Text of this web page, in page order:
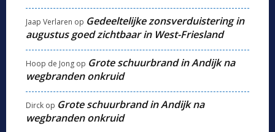
Jaap Verlaren op Gedeeltelijke zonsverduistering in
augustus goed zichtbaar in West-Friesland
Hoop de Jong op Grote schuurbrand in Andijk na
wegbranden onkruid
Dirck op Grote schuurbrand in Andijk na
wegbranden onkruid